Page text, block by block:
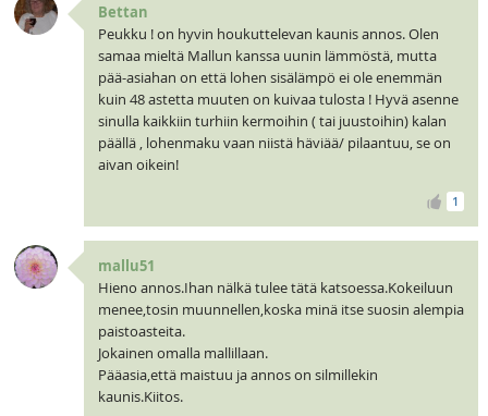
Bettan
Peukku ! on hyvin houkuttelevan kaunis annos. Olen
samaa mieltä Mallun kanssa uunin lämmöstä, mutta
pää-asiahan on että lohen sisälämpö ei ole enemmän
kuin 48 astetta muuten on kuivaa tulosta ! Hyvä asenne
sinulla kaikkiin turhiin kermoihin ( tai juustoihin) kalan
päällä , lohenmaku vaan niistä häviää/ pilaantuu, se on
aivan oikein!
1
mallu51
Hieno annos.Ihan nälkä tulee tätä katsoessa.Kokeiluun
menee,tosin muunnellen,koska minä itse suosin alempia
paistoasteita.
Jokainen omalla mallillaan.
Pääasia,että maistuu ja annos on silmillekin
kaunis.Kiitos.